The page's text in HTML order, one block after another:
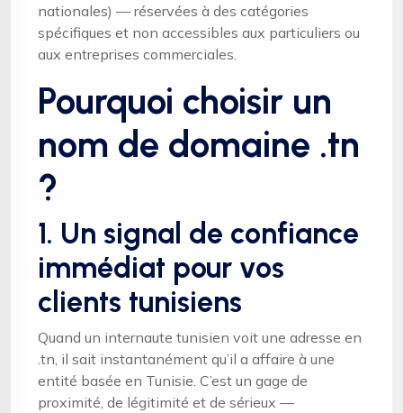
nationales) — réservées à des catégories
spécifiques et non accessibles aux particuliers ou
aux entreprises commerciales.
Pourquoi choisir un
nom de domaine .tn
?
1. Un signal de confiance
immédiat pour vos
clients tunisiens
Quand un internaute tunisien voit une adresse en
.tn, il sait instantanément qu’il a affaire à une
entité basée en Tunisie. C’est un gage de
proximité, de légitimité et de sérieux —